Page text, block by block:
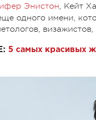
Энистон, Кейт
одного имени,
5 самых красивых